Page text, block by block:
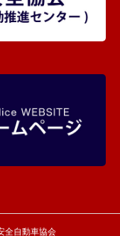
全自動車協会